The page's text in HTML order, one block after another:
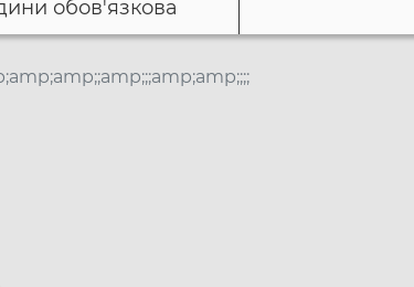
обов'язкова